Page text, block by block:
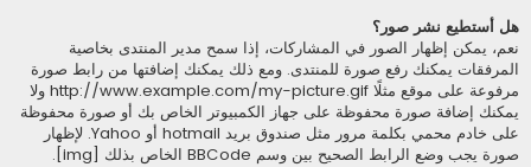
هل أستطيع نشر صور؟
نعم، يمكن إظهار الصور في المشاركات، إذا سمح مدير المنتدى بخاصية
المرفقات يمكنك رفع صورة للمنتدى. ومع ذلك يمكنك إضافتها من رابط صورة
مرفوعة على موقع مثلًا http://www.example.com/my-picture.gif ولا
يمكنك إضافة صورة محفوظة على جهاز الكمبيوتر الخاص بك أو صورة محفوظة
على خادم محمي بكلمة مرور مثل صندوق بريد hotmail أو Yahoo. لإظهار
صورة يجب وضع الرابط الصحيح بين وسم BBCode الخاص بذلك [img].